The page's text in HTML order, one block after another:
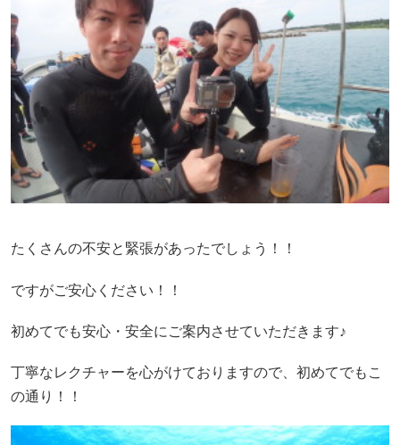
たくさんの不安と緊張があったでしょう！！
ですがご安心ください！！
初めてでも安心・安全にご案内させていただきます♪
丁寧なレクチャーを心がけておりますので、初めてでもこ
の通り！！